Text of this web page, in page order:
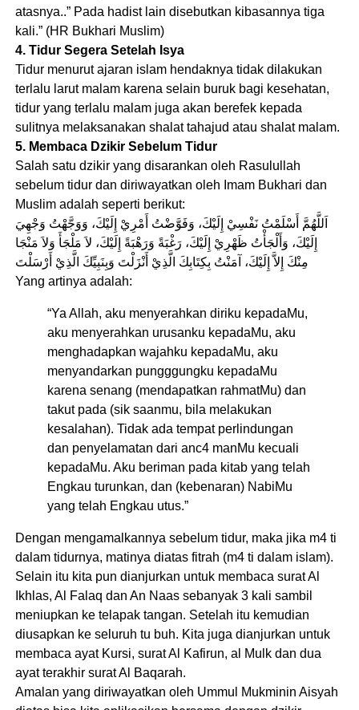
atasnya..” Pada hadist lain disebutkan kibasannya tiga
kali.” (HR Bukhari Muslim)
4. Tidur Segera Setelah Isya
Tidur menurut ajaran islam hendaknya tidak dilakukan
terlalu larut malam karena selain buruk bagi kesehatan,
tidur yang terlalu malam juga akan berefek kepada
sulitnya melaksanakan shalat tahajud atau shalat malam.
5. Membaca Dzikir Sebelum Tidur
Salah satu dzikir yang disarankan oleh Rasulullah
sebelum tidur dan diriwayatkan oleh Imam Bukhari dan
Muslim adalah seperti berikut:
اَللَّهُمَّ أَسْلَمْتُ نَفْسِيْ إِلَيْكَ، وَفَوَّضْتُ أَمْرِيْ إِلَيْكَ، وَوَجَّهْتُ وَجْهِيَ
إِلَيْكَ، وَأَلْجَأْتُ ظَهْرِيْ إِلَيْكَ، رَغْبَةً وَرَهْبَةً إِلَيْكَ، لاَ مَلْجَأَ وَلاَ مَنْجَا
مِنْكَ إِلاَّ إِلَيْكَ، آمَنْتُ بِكِتَابِكَ الَّذِيْ أَنْزَلْتَ وَبِنَبِيِّكَ الَّذِيْ أَرْسَلْتَ
Yang artinya adalah:
“Ya Allah, aku menyerahkan diriku kepadaMu,
aku menyerahkan urusanku kepadaMu, aku
menghadapkan wajahku kepadaMu, aku
menyandarkan pungggungku kepadaMu
karena senang (mendapatkan rahmatMu) dan
takut pada (sik saanmu, bila melakukan
kesalahan). Tidak ada tempat perlindungan
dan penyelamatan dari anc4 manMu kecuali
kepadaMu. Aku beriman pada kitab yang telah
Engkau turunkan, dan (kebenaran) NabiMu
yang telah Engkau utus.”
Dengan mengamalkannya sebelum tidur, maka jika m4 ti
dalam tidurnya, matinya diatas fitrah (m4 ti dalam islam).
Selain itu kita pun dianjurkan untuk membaca surat Al
Ikhlas, Al Falaq dan An Naas sebanyak 3 kali sambil
meniupkan ke telapak tangan. Setelah itu kemudian
diusapkan ke seluruh tu buh. Kita juga dianjurkan untuk
membaca ayat Kursi, surat Al Kafirun, al Mulk dan dua
ayat terakhir surat Al Baqarah.
Amalan yang diriwayatkan oleh Ummul Mukminin Aisyah